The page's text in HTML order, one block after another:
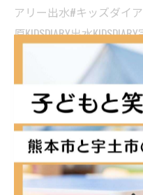
アリー出水#キッズダイ
原KIDSDIARY出水
市熊本市放課後等デイ
生子ども療育ダウン症自閉
< 前のページ